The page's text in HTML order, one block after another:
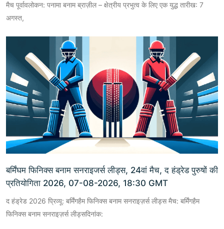
मैच पूर्वावलोकन: पनामा बनाम ब्राज़ील – क्षेत्रीय प्रभुत्व के लिए एक युद्ध तारीख: 7
अगस्त,
बर्मिंघम फिनिक्स बनाम सनराइजर्स लीड्स, 24वां मैच, द हंड्रेड पुरुषों की
प्रतियोगिता 2026, 07-08-2026, 18:30 GMT
द हंड्रेड 2026 प्रिव्यू: बर्मिंगहैम फिनिक्स बनाम सनराइज़र्स लीड्स मैच: बर्मिंगहैम
फिनिक्स बनाम सनराइज़र्स लीड्सदिनांक: